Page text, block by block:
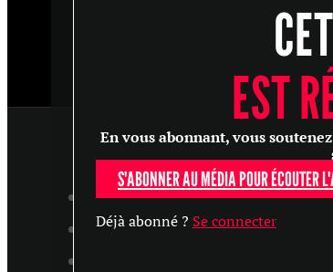
ARTICLES
MASTERCLASS
EST
En vous abonnant, vous
S'ABONNER AU MÉDIA POUR ÉCOUTER
Déjà abonné ? Se connecter